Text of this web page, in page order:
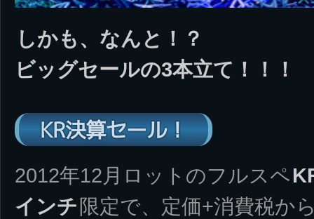
しかも、なんと！？
ビッグセールの3本立て！！！
KR決算セール！
2012年12月ロットのフルスペ
インチ 限定で、定価+消費税か